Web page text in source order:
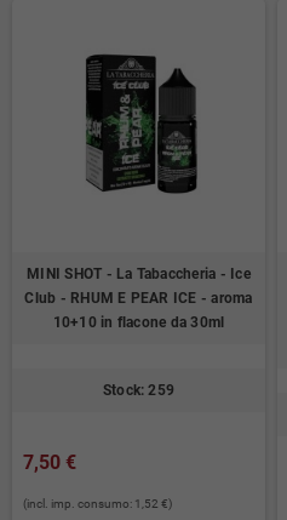
MINI SHOT - La Tabaccheria - Ice
Club - RHUM E PEAR ICE - aroma
10+10 in flacone da 30ml
Stock: 259
7,50 €
(incl. imp. consumo: 1,52 €)